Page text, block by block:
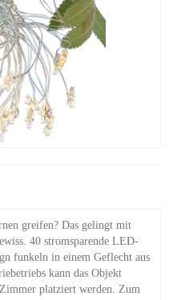
greifen? Das gelingt mit
40 stromsparende LED-
funkeln in einem Geflecht aus
kann das Objekt
platziert werden. Zum